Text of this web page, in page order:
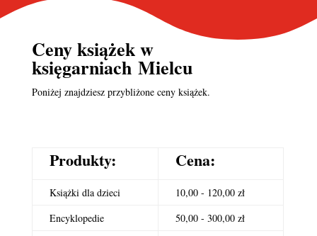
Ceny książek w
księgarniach Mielcu
Poniżej znajdziesz przybliżone ceny książek.
Produkty: Cena:
Książki dla dzieci
10,00 - 120,00 zł
Encyklopedie
50,00 - 300,00 zł